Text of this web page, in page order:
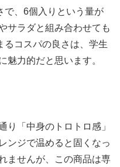
で、6個入りという量が
サラダと組み合わせても
るコスパの良さは、学生
魅力的だと思います。
り「中身のトロトロ感」
ンジで温めると固くなっ
ませんが、この商品は専